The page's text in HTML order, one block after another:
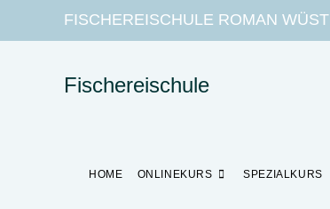
FISCHEREISCHULE ROMAN WÜST
Fischereischule
HOME ONLINEKURS SPEZIALKURS